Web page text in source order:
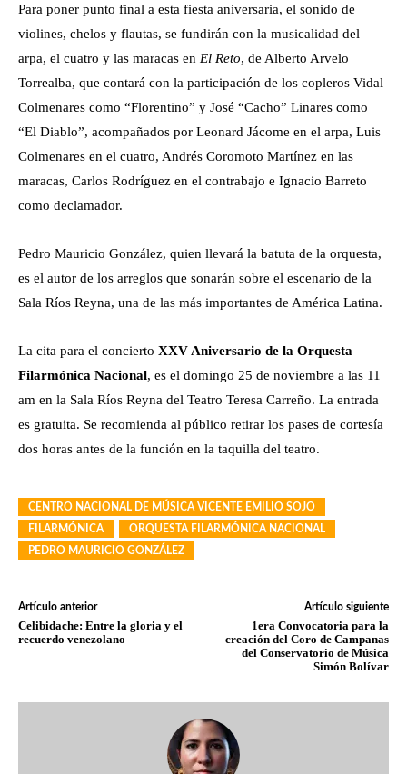
Para poner punto final a esta fiesta aniversaria, el sonido de
violines, chelos y flautas, se fundirán con la musicalidad del
arpa, el cuatro y las maracas en El Reto, de Alberto Arvelo
Torrealba, que contará con la participación de los copleros Vidal
Colmenares como “Florentino” y José “Cacho” Linares como
“El Diablo”, acompañados por Leonard Jácome en el arpa, Luis
Colmenares en el cuatro, Andrés Coromoto Martínez en las
maracas, Carlos Rodríguez en el contrabajo e Ignacio Barreto
como declamador.
Pedro Mauricio González, quien llevará la batuta de la orquesta,
es el autor de los arreglos que sonarán sobre el escenario de la
Sala Ríos Reyna, una de las más importantes de América Latina.
La cita para el concierto XXV Aniversario de la Orquesta
Filarmónica Nacional, es el domingo 25 de noviembre a las 11
am en la Sala Ríos Reyna del Teatro Teresa Carreño. La entrada
es gratuita. Se recomienda al público retirar los pases de cortesía
dos horas antes de la función en la taquilla del teatro.
CENTRO NACIONAL DE MÚSICA VICENTE EMILIO SOJO
FILARMÓNICA
ORQUESTA FILARMÓNICA NACIONAL
PEDRO MAURICIO GONZÁLEZ
Artículo anterior
Celibidache: Entre la gloria y el
recuerdo venezolano
Artículo siguiente
1era Convocatoria para la
creación del Coro de Campanas
del Conservatorio de Música
Simón Bolívar